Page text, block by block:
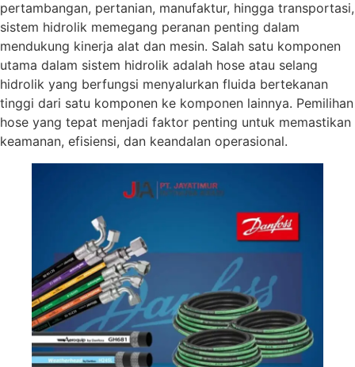
pertambangan, pertanian, manufaktur, hingga transportasi,
sistem hidrolik memegang peranan penting dalam
mendukung kinerja alat dan mesin. Salah satu komponen
utama dalam sistem hidrolik adalah hose atau selang
hidrolik yang berfungsi menyalurkan fluida bertekanan
tinggi dari satu komponen ke komponen lainnya. Pemilihan
hose yang tepat menjadi faktor penting untuk memastikan
keamanan, efisiensi, dan keandalan operasional.